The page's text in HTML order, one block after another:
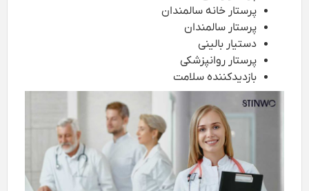
پرستار خانه سالمندان
پرستار سالمندان
دستیار بالینی
پرستار روانپزشکی
بازدیدکننده سلامت